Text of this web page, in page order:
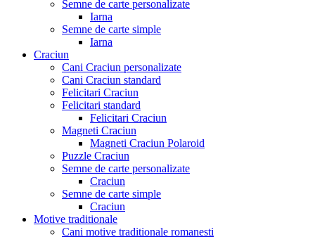
Semne de carte personalizate
Iarna
Semne de carte simple
Iarna
Craciun
Cani Craciun personalizate
Cani Craciun standard
Felicitari Craciun
Felicitari standard
Felicitari Craciun
Magneti Craciun
Magneti Craciun Polaroid
Puzzle Craciun
Semne de carte personalizate
Craciun
Semne de carte simple
Craciun
Motive traditionale
Cani motive traditionale romanesti